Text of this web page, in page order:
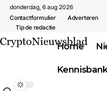
donderdag, 6 aug 2026
Contactformulier
Adverteren
Tip de redactie
Home